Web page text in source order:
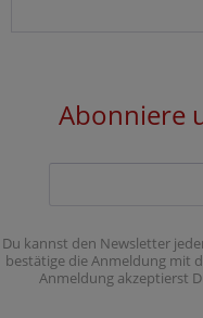
Abonniere
Du kannst den Newsletter
bestätige die Anmeldung mit
Anmeldung akzeptierst